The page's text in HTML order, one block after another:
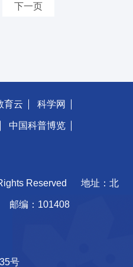
下一页
育云 科学网
中国科普博览
Reserved 地址：北
邮编：101408
号